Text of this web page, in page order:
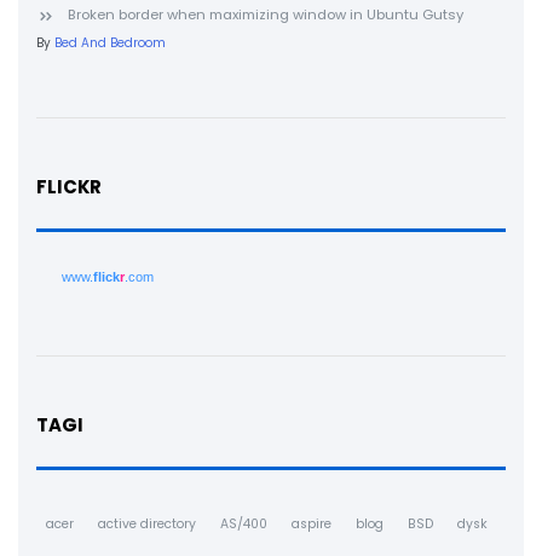
Broken border when maximizing window in Ubuntu Gutsy
By Bed And Bedroom
FLICKR
www.flickr.com
TAGI
acer active directory AS/400 aspire blog BSD dysk